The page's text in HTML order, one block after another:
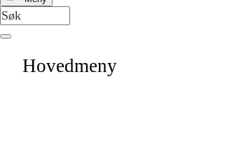
Hovedmeny